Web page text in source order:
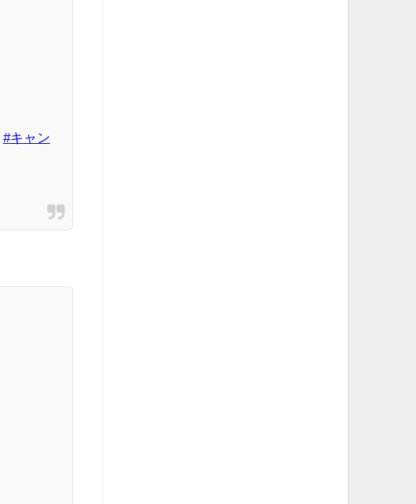
#キャン